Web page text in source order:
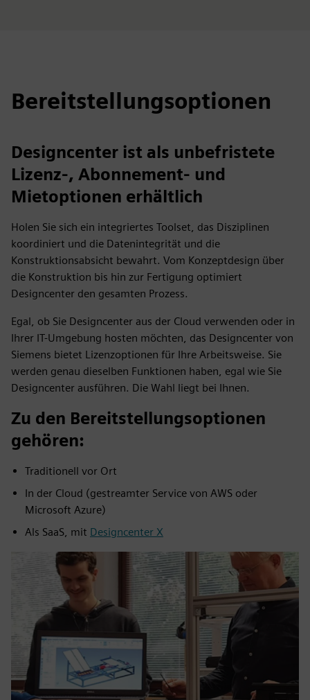
Bereitstellungsoptionen
Designcenter ist als unbefristete
Lizenz-, Abonnement- und
Mietoptionen erhältlich
Holen Sie sich ein integriertes Toolset, das Disziplinen
koordiniert und die Datenintegrität und die
Konstruktionsabsicht bewahrt. Vom Konzeptdesign über
die Konstruktion bis hin zur Fertigung optimiert
Designcenter den gesamten Prozess.
Egal, ob Sie Designcenter aus der Cloud verwenden oder in
Ihrer IT-Umgebung hosten möchten, das Designcenter von
Siemens bietet Lizenzoptionen für Ihre Arbeitsweise. Sie
werden genau dieselben Funktionen haben, egal wie Sie
Designcenter ausführen. Die Wahl liegt bei Ihnen.
Zu den Bereitstellungsoptionen
gehören:
Traditionell vor Ort
In der Cloud (gestreamter Service von AWS oder
Microsoft Azure)
Als SaaS, mit Designcenter X